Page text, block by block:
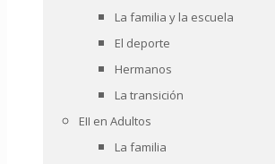
La familia y la escuela
El deporte
Hermanos
La transición
EII en Adultos
La familia